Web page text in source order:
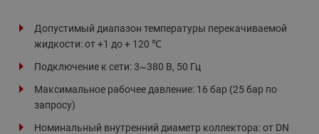
Допустимый диапазон температуры перекачиваемой
жидкости: от +1 до + 120 ℃
Подключение к сети: 3~380 В, 50 Гц
Максимальное рабочее давление: 16 бар (25 бар по
запросу)
Номинальный внутренний диаметр коллектора: от DN